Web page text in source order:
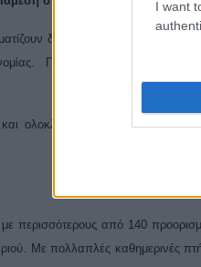
I want
διακοπές μεγαλύτερης
Για όσους κάνουν
ολοκληρωμένες υπηρεσίες
περισσότερους από 140
Με πολλαπλές καθημερινές